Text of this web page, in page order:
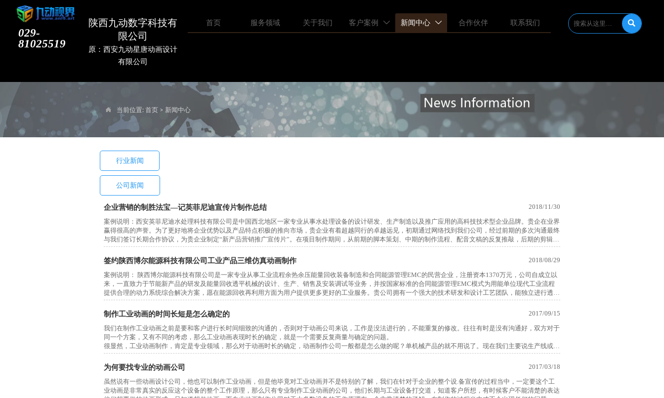
029-
81025519
陕西九动数字科技有
限公司
原：西安九动星唐动画设计
有限公司
首页 服务领域 关于我们 客户案例  新闻中心  合作伙伴 联系我们 
 当前位置:首页> 新闻中心
行业新闻
公司新闻
企业营销的制胜法宝—记英菲尼迪宣传片制作总结 2018/11/30
​案例说明：西安英菲尼迪水处理科技有限公司是中国西北地区一家专业从事水处理设备的设计研发、生产制造以及推广应用的高科技技术型企业品牌。贵企在业界
赢得很高的声誉。为了更好地将企业优势以及产品特点积极的推向市场，贵企业有着超越同行的卓越远见，初期通过网络找到我们公司，经过前期的多次沟通最终
与我们签订长期合作协议，为贵企业制定“新产品营销推广宣传片”。在项目制作期间，从前期的脚本策划、中期的制作流程、配音文稿的反复推敲，后期的剪辑配
音配乐，以及部分的现场拍摄，贵企业给予很大的支持和配合，最终的影片得到贵企业高层领导的高度认可和称赞。在此，非常感谢任总经理以及工程师对我们公
司的信任和支持！
随着信息化时代的到来，越来越多的企业不知如何将自己的新型产品以及优秀的技术推向市场，而三维视频动感画面就可以轻松解决销售难题；动态的视频是感性
的、是灵活的、激昂的音乐、生动的文字、具有视觉创意的唯美画面的结合，就像一个精彩的演说家一样，能够起到积极的销售作用；所以，三维动态视频将是目
前技术研发类企业的不二选择！
签约陕西博尔能源科技有限公司工业产品三维仿真动画制作 2018/08/29
案例说明： 陕西博尔能源科技有限公司是一家专业从事工业流程余热余压能量回收装备制造和合同能源管理EMC的民营企业，注册资本1370万元，公司自成立以
来，一直致力于节能新产品的研发及能量回收透平机械的设计、生产、销售及安装调试等业务，并按国家标准的合同能源管理EMC模式为用能单位现代工业流程
提供合理的动力系统综合解决方案，愿在能源回收再利用方面为用户提供更多更好的工业服务。贵公司拥有一个强大的技术研发和设计工艺团队，能独立进行透平
机械设备的设计、制造和安装施工，能独立完成工业流程的能量回收系统的整体设计与开发。近年来，公司在研发传统透平机械的基础上采用轴向进气技术及气动
三维设计手段先后开发了自有知识产权的RD系列离心压缩机、AAV轴流压缩机，BPRT“三合一”机组、BPRST“四合一”机组、DER系列燃气轮机等高技术含量产
品，目前公司已申报国家发明专利一项，取得实用新型专利六项。
2015年8月底，陕西九动数字通过公开的谈判和详细的前期沟通达成本次的合作签约，双方就这次的合作过程表示非常的愉快，也希望以此为契机，能再未来的新
专利技术产品研发过程中有三维动画来辅助项目的研发和顺利开展。陕西九动数字在工业产品视效领域已有10余年的制作经验，工业专利技术产品（未生产的）非
常需要利用三维动画这样的媒介来表述产品的特性和功能，且能在研发的过程中产生高效率。陕西九动数字专业的工业设备三维可视化表现将成为企业展现实力、
展现营销创新能力的高科技手段和服务利器。
制作工业动画的时间长短是怎么确定的 2017/09/15
​我们在制作工业动画之前是要和客户进行长时间细致的沟通的，否则对于动画公司来说，工作是没法进行的，不能重复的修改。往往有时是没有沟通好，双方对于
同一个方案，又有不同的考虑，那么工业动画表现时长的确定，就是一个需要反复商量与确定的问题。
很显然，工业动画制作，肯定是专业领域，那么对于动画时长的确定，动画制作公司一般都是怎么做的呢？单机械产品的就不用说了。现在我们主要说生产线或者
工艺流程类型的。相关的步骤如下：
首先就是要确定整个方案究竟有多大。对于动画公司来说，方案的大小，决定了建模的数量，渲染的难度，等等。对于客户方来说，方案的大小，当然是以自己的
需求而定。方案越大，表现的东西越多。在动画表现上，则需要表现整体场景，整体效果，并且做相关说明。
为何要找专业的动画公司 2017/03/18
虽然说有一些动画设计公司，他也可以制作工业动画，但是他毕竟对工业动画并不是特别的了解，我们在针对于企业的整个设.备宣传的过程当中，一定要这个工
业动画是非常真实的反应这个设备的整个工作原理，那么只有专业制作工业动画的公司，他们长期与工业设备打交道，知道客户所想，有时候客户不能清楚的表达